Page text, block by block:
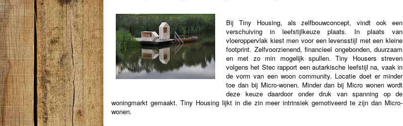
Bij Tiny Housing, als zelfbouwconcept, vindt ook een
verschuiving in leefstijlkeuze plaats. In plaats van
vloeroppervlak kiest men voor een levensstijl met een kleine
footprint. Zelfvoorzienend, financieel ongebonden, duurzaam
en met zo min mogelijk spullen. Tiny Housers streven
volgens het Stec rapport een autarkische leefstijl na, vaak in
de vorm van een woon community. Locatie doet er minder
toe dan bij Micro-wonen. Minder dan bij Micro wonen wordt
deze keuze daardoor onder druk van spanning op de
woningmarkt gemaakt. Tiny Housing lijkt in die zin meer intrinsiek gemotiveerd te zijn dan Micro-
wonen.